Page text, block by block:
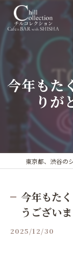
今年もた
りが
今年もた
うございま
2025/12/30